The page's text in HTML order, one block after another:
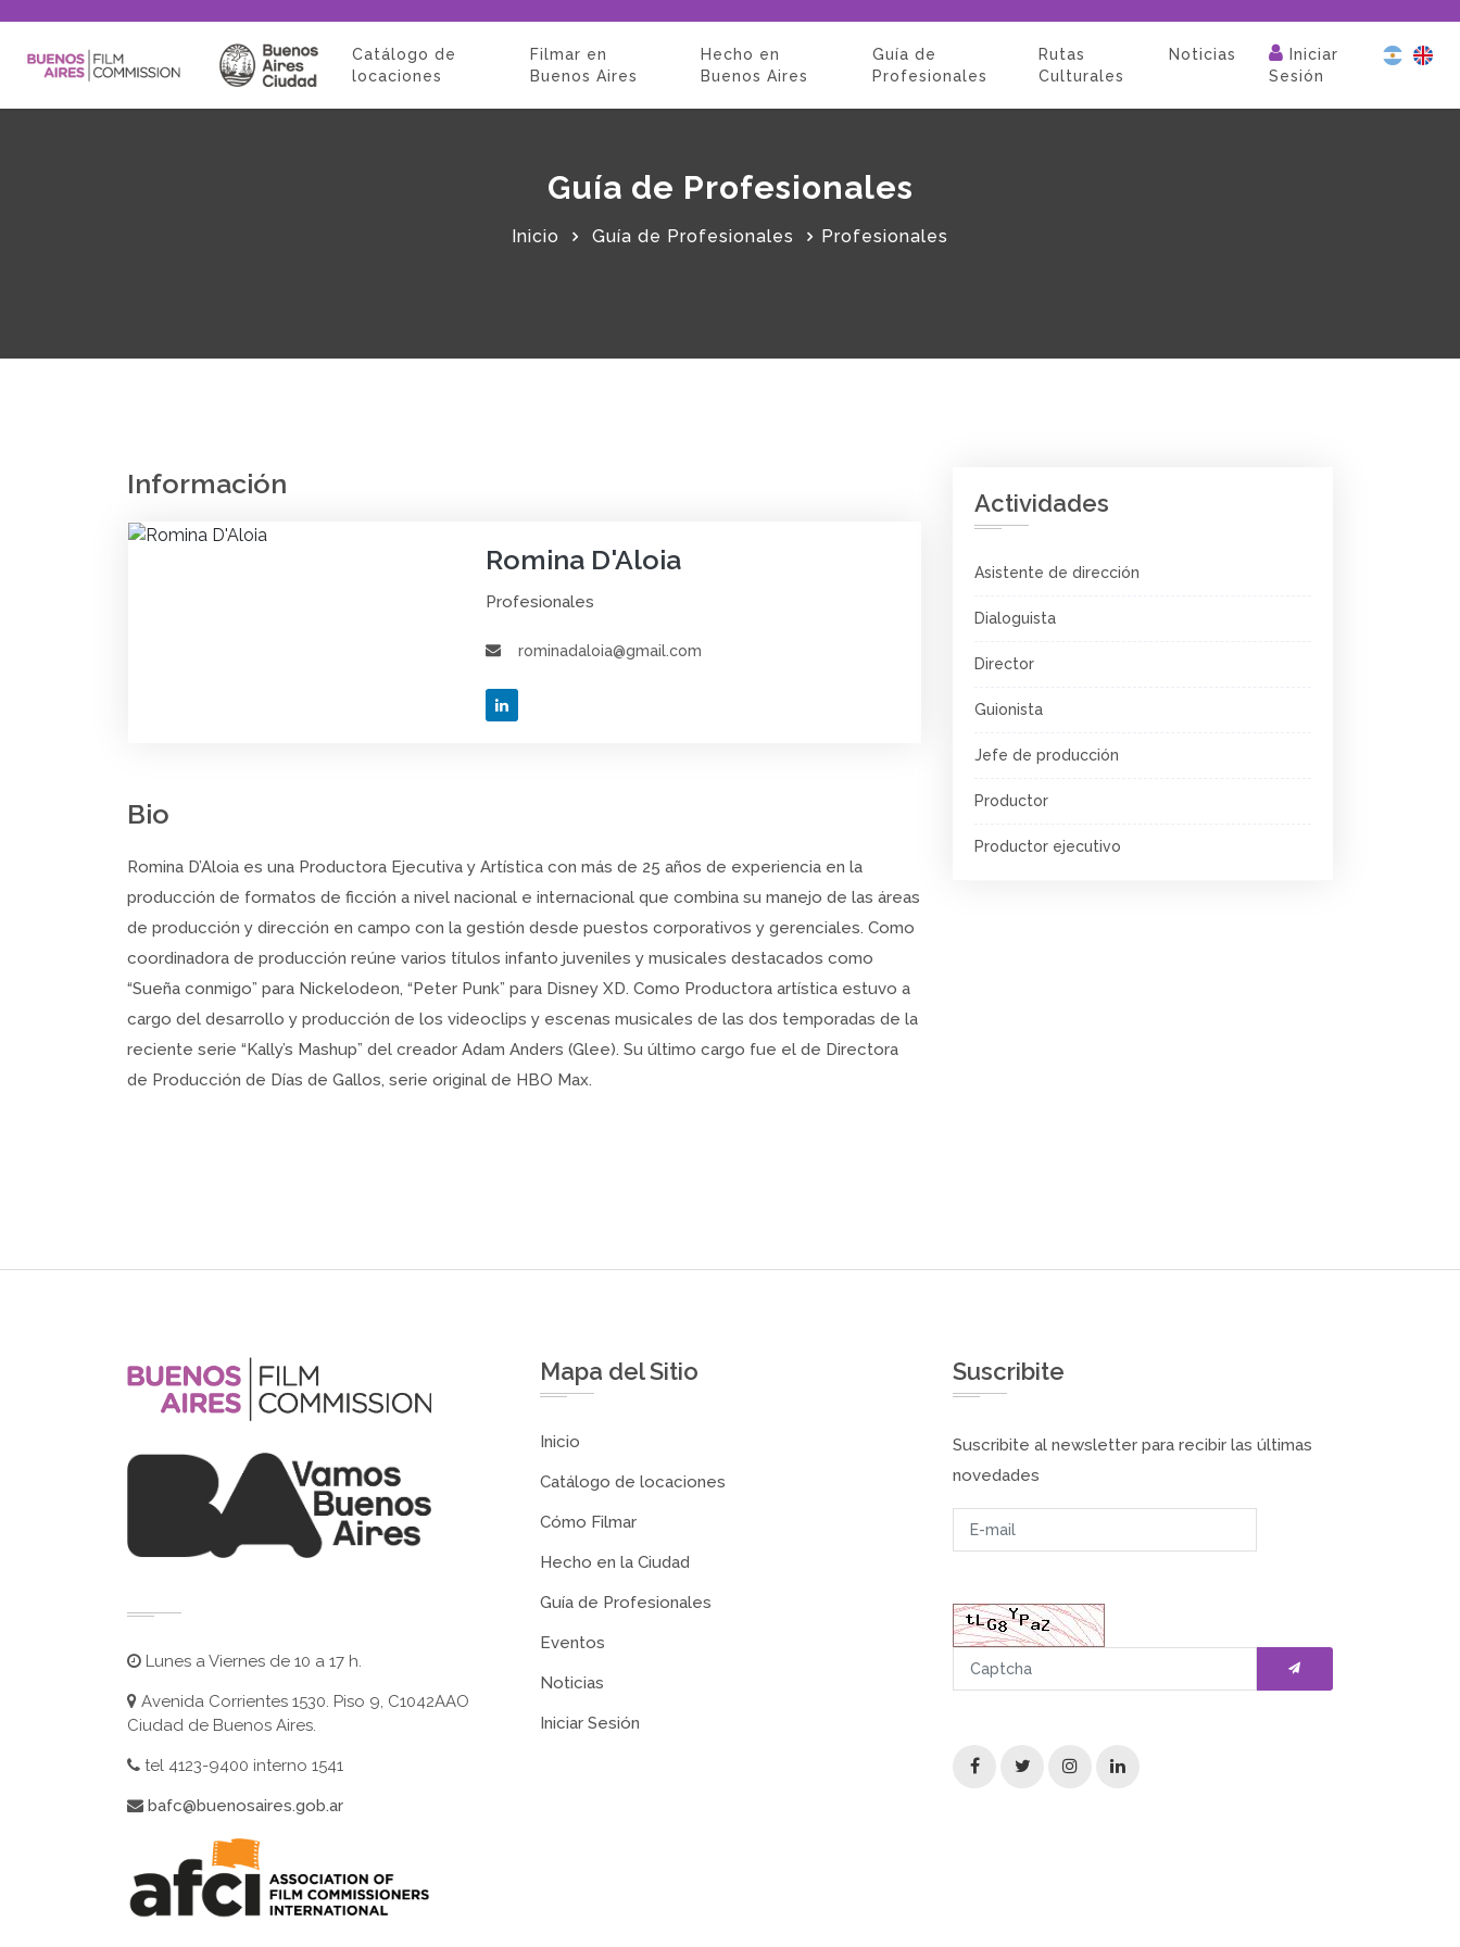
Catálogo de
locaciones
Filmar en
Buenos Aires
Hecho en
Buenos Aires
Guía de
Profesionales
Rutas
Culturales
Noticias
Iniciar
Sesión
Guía de Profesionales
Inicio Guía de Profesionales Profesionales
Información
Romina D'Aloia
Profesionales
rominadaloia@gmail.com
Bio
Romina D’Aloia es una Productora Ejecutiva y Artística con más de 25 años de experiencia en la
producción de formatos de ficción a nivel nacional e internacional que combina su manejo de las áreas
de producción y dirección en campo con la gestión desde puestos corporativos y gerenciales. Como
coordinadora de producción reúne varios títulos infanto juveniles y musicales destacados como
“Sueña conmigo” para Nickelodeon, “Peter Punk” para Disney XD. Como Productora artística estuvo a
cargo del desarrollo y producción de los videoclips y escenas musicales de las dos temporadas de la
reciente serie “Kally’s Mashup” del creador Adam Anders (Glee). Su último cargo fue el de Directora
de Producción de Días de Gallos, serie original de HBO Max.
Actividades
Asistente de dirección
Dialoguista
Director
Guionista
Jefe de producción
Productor
Productor ejecutivo
Lunes a Viernes de 10 a 17 h.
Avenida Corrientes 1530. Piso 9, C1042AAO
Ciudad de Buenos Aires.
tel 4123-9400 interno 1541
bafc@buenosaires.gob.ar
Mapa del Sitio
Inicio
Catálogo de locaciones
Cómo Filmar
Hecho en la Ciudad
Guía de Profesionales
Eventos
Noticias
Iniciar Sesión
Suscribite
Suscribite al newsletter para recibir las últimas
novedades